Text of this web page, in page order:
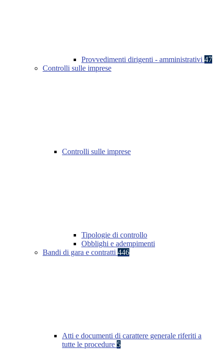
Provvedimenti dirigenti - amministrativi 47
Controlli sulle imprese
Controlli sulle imprese
Tipologie di controllo
Obblighi e adempimenti
Bandi di gara e contratti 446
Atti e documenti di carattere generale riferiti a
tutte le procedure 5